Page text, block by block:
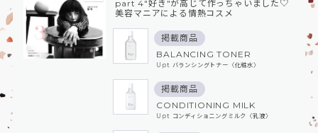
part 4"好き"が高じて作っちゃいました♡
美容マニアによる情熱コスメ
掲載商品
BALANCING TONER
Upt バランシングトナー〈化粧⽔〉
掲載商品
CONDITIONING MILK
Upt コンディショニングミルク〈乳液〉